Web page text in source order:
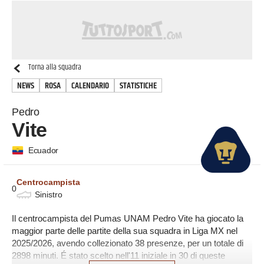
Torna alla squadra
NEWS ROSA CALENDARIO STATISTICHE
Pedro
Vite
Ecuador
0
Centrocampista
Sinistro
Il centrocampista del Pumas UNAM Pedro Vite ha giocato la
maggior parte delle partite della sua squadra in Liga MX nel
2025/2026, avendo collezionato 38 presenze, per un totale di
2898 minuti. É stato scelto nell'11 iniziale in 30 di queste